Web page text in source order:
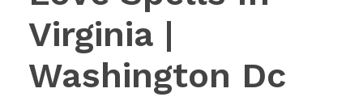
Virginia |
Washington Dc